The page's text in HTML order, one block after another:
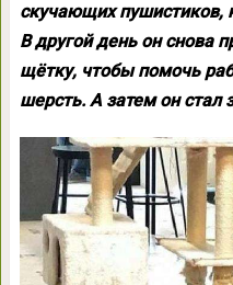
скучающих пушистиков,
В другой день он снова
щётку, чтобы помочь
шерсть. А затем он стал